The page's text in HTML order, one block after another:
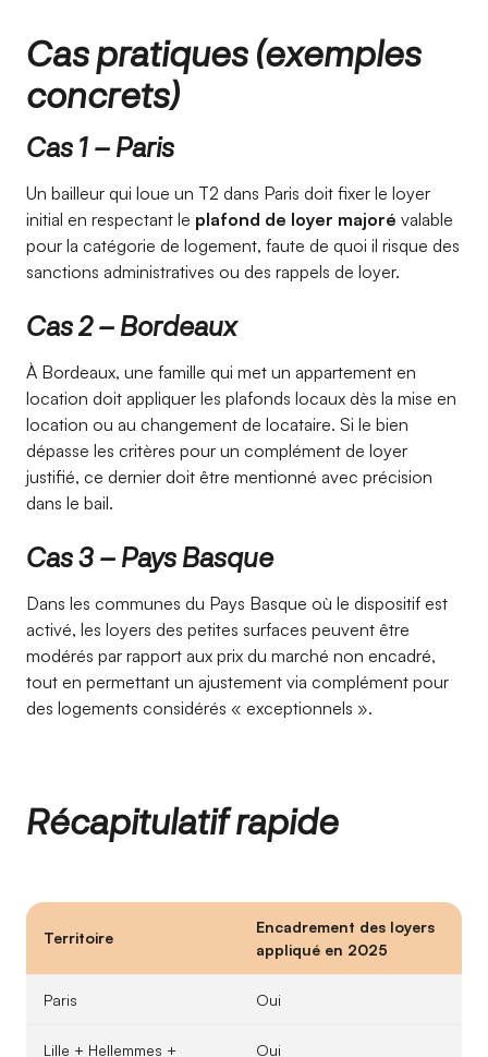
Cas pratiques (exemples
concrets)
Cas 1 – Paris
Un bailleur qui loue un T2 dans Paris doit fixer le loyer
initial en respectant le plafond de loyer majoré valable
pour la catégorie de logement, faute de quoi il risque des
sanctions administratives ou des rappels de loyer.
Cas 2 – Bordeaux
À Bordeaux, une famille qui met un appartement en
location doit appliquer les plafonds locaux dès la mise en
location ou au changement de locataire. Si le bien
dépasse les critères pour un complément de loyer
justifié, ce dernier doit être mentionné avec précision
dans le bail.
Cas 3 – Pays Basque
Dans les communes du Pays Basque où le dispositif est
activé, les loyers des petites surfaces peuvent être
modérés par rapport aux prix du marché non encadré,
tout en permettant un ajustement via complément pour
des logements considérés « exceptionnels ».
Récapitulatif rapide
Territoire
Encadrement des loyers
appliqué en 2025
Paris Oui
Lille + Hellemmes + Oui